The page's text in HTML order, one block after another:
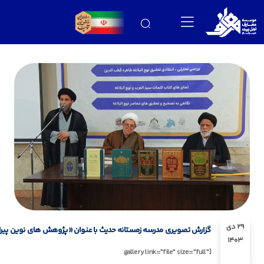
29 دی
1403
گزارش تصویری مدرسه زمستانه حدیث با عنوان «پژوهش های نوین
[gallery link="file" size="full"